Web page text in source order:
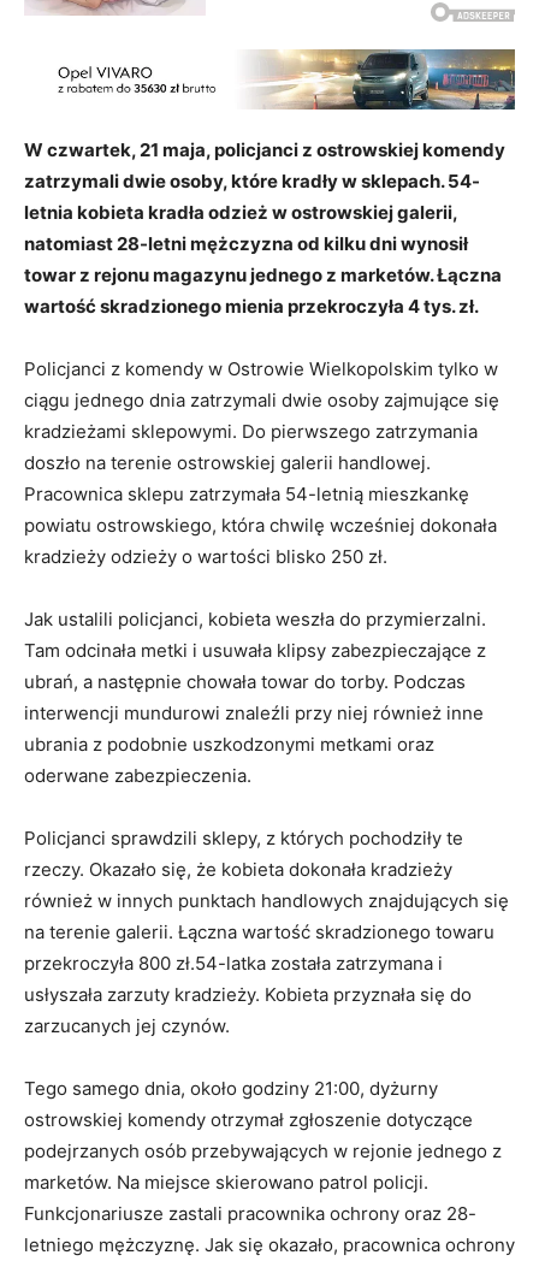
W czwartek, 21 maja, policjanci z ostrowskiej komendy
zatrzymali dwie osoby, które kradły w sklepach. 54-
letnia kobieta kradła odzież w ostrowskiej galerii,
natomiast 28-letni mężczyzna od kilku dni wynosił
towar z rejonu magazynu jednego z marketów. Łączna
wartość skradzionego mienia przekroczyła 4 tys. zł.
Policjanci z komendy w Ostrowie Wielkopolskim tylko w
ciągu jednego dnia zatrzymali dwie osoby zajmujące się
kradzieżami sklepowymi. Do pierwszego zatrzymania
doszło na terenie ostrowskiej galerii handlowej.
Pracownica sklepu zatrzymała 54-letnią mieszkankę
powiatu ostrowskiego, która chwilę wcześniej dokonała
kradzieży odzieży o wartości blisko 250 zł.
Jak ustalili policjanci, kobieta weszła do przymierzalni.
Tam odcinała metki i usuwała klipsy zabezpieczające z
ubrań, a następnie chowała towar do torby. Podczas
interwencji mundurowi znaleźli przy niej również inne
ubrania z podobnie uszkodzonymi metkami oraz
oderwane zabezpieczenia.
Policjanci sprawdzili sklepy, z których pochodziły te
rzeczy. Okazało się, że kobieta dokonała kradzieży
również w innych punktach handlowych znajdujących się
na terenie galerii. Łączna wartość skradzionego towaru
przekroczyła 800 zł.54-latka została zatrzymana i
usłyszała zarzuty kradzieży. Kobieta przyznała się do
zarzucanych jej czynów.
Tego samego dnia, około godziny 21:00, dyżurny
ostrowskiej komendy otrzymał zgłoszenie dotyczące
podejrzanych osób przebywających w rejonie jednego z
marketów. Na miejsce skierowano patrol policji.
Funkcjonariusze zastali pracownika ochrony oraz 28-
letniego mężczyznę. Jak się okazało, pracownica ochrony